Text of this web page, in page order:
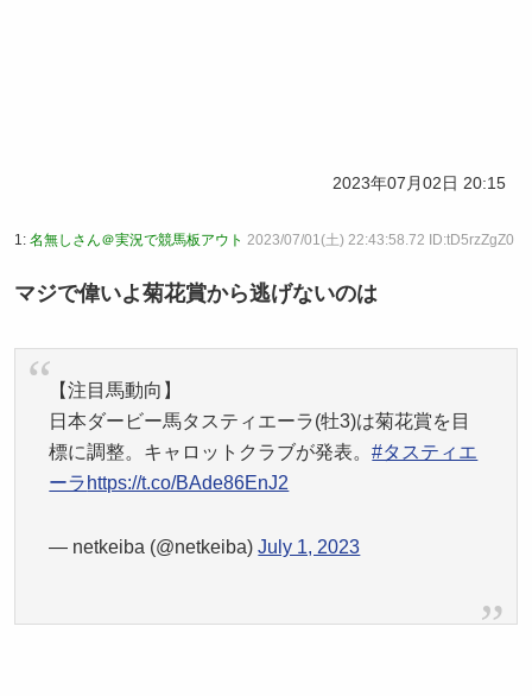
2023年07月02日 20:15
1: 名無しさん＠実況で競馬板アウト 2023/07/01(土) 22:43:58.72 ID:tD5rzZgZ0
マジで偉いよ菊花賞から逃げないのは
【注目馬動向】
日本ダービー馬タスティエーラ(牡3)は菊花賞を目
標に調整。キャロットクラブが発表。#タスティエ
ーラ https://t.co/BAde86EnJ2
— netkeiba (@netkeiba)July 1, 2023